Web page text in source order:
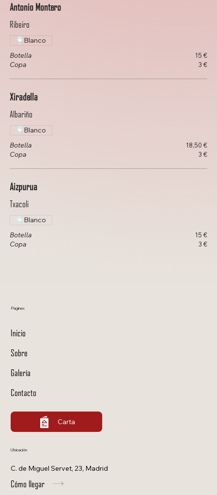
Antonio Montero
Ribeiro
Botella 15 €
Copa 3 €
Blanco
Xiradella
Albariño
Botella 18,50 €
Copa 3 €
Blanco
Aizpurua
Txacoli
Botella 15 €
Copa 3 €
Blanco
Páginas
Inicio
Sobre
Galería
Contacto
Carta
Ubicación
C. de Miguel Servet, 23, Madrid
Cómo llegar